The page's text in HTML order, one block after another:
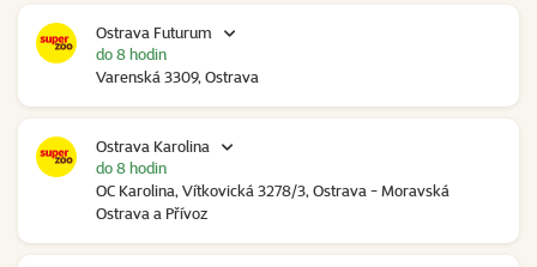
Ostrava Futurum
Varenská 3309, Ostrava
do 8 hodin
Ostrava Karolina
OC Karolina, Vítkovická 3278/3, Ostrava - Moravská
Ostrava a Přívoz
do 8 hodin